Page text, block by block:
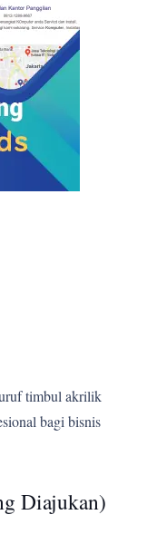
timbul akrilik
bagi bisnis
Diajukan)